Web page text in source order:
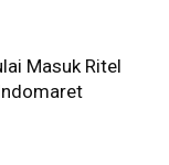
Masuk Ritel